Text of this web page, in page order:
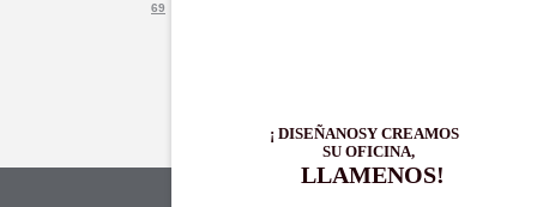
69
¡ DISEÑANOSY CREAMOS
SU OFICINA,
LLAMENOS!